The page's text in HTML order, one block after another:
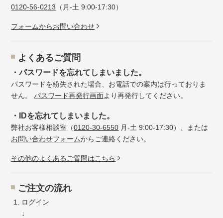
0120-56-0213 （月-土 9:00-17:30）
フォームからお問い合わせ
よくあるご質問
・パスワードを忘れてしまいました。
パスワードを紛失された場合、お電話での案内は行っておりま
せん。パスワード再発行画面より再発行してください。
・IDを忘れてしまいました。
弊社お客様相談室（0120-30-6550 月-土 9:00-17:30）、または
お問い合わせフォームからご連絡ください。
その他のよくあるご質問はこちら
ご注文の流れ
ログイン
↓